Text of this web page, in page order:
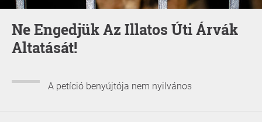
Ne Engedjük Az Illatos Úti Árvák
Altatását!
A petíció benyújtója nem nyilvános